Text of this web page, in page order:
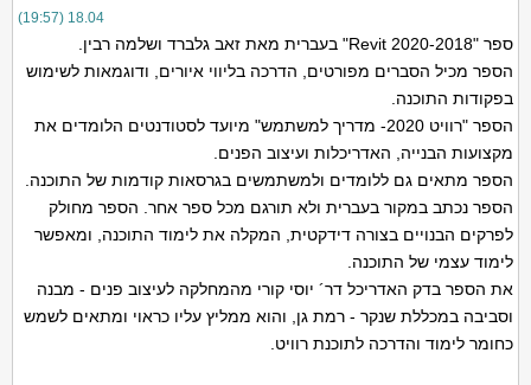
18.04 (19:57)
ספר "Revit 2020-2018" בעברית מאת זאב גלברד ושלמה רבין.
הספר מכיל הסברים מפורטים, הדרכה בליווי איורים, ודוגמאות לשימוש
בפקודות התוכנה.
הספר "רוויט 2020- מדריך למשתמש" מיועד לסטודנטים הלומדים את
מקצועות הבנייה, האדריכלות ועיצוב הפנים.
הספר מתאים גם ללומדים ולמשתמשים בגרסאות קודמות של התוכנה.
הספר נכתב במקור בעברית ולא תורגם מכל ספר אחר. הספר מחולק
לפרקים הבנויים בצורה דידקטית, המקלה את לימוד התוכנה, ומאפשר
לימוד עצמי של התוכנה.
את הספר בדק האדריכל דר´ יוסי קורי מהמחלקה לעיצוב פנים - מבנה
וסביבה במכללת שנקר - רמת גן, והוא ממליץ עליו כראוי ומתאים לשמש
כחומר לימוד והדרכה לתוכנת רוויט.